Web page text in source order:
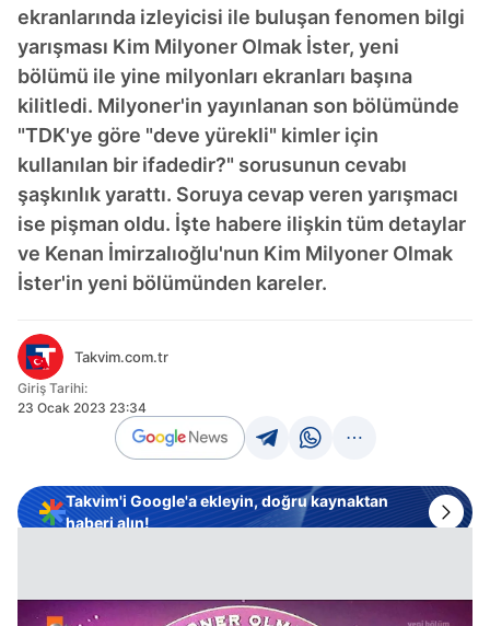
ekranlarında izleyicisi ile buluşan fenomen bilgi
yarışması Kim Milyoner Olmak İster, yeni
bölümü ile yine milyonları ekranları başına
kilitledi. Milyoner'in yayınlanan son bölümünde
"TDK'ye göre "deve yürekli" kimler için
kullanılan bir ifadedir?" sorusunun cevabı
şaşkınlık yarattı. Soruya cevap veren yarışmacı
ise pişman oldu. İşte habere ilişkin tüm detaylar
ve Kenan İmirzalıoğlu'nun Kim Milyoner Olmak
İster'in yeni bölümünden kareler.
Takvim.com.tr
Giriş Tarihi:
23 Ocak 2023 23:34
Takvim'i Google'a ekleyin, doğru kaynaktan
haberi alın!